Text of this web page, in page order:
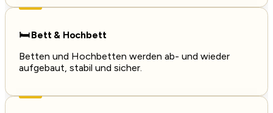
🛏️ Bett & Hochbett
Betten und Hochbetten werden ab- und wieder
aufgebaut, stabil und sicher.